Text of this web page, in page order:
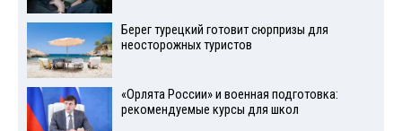
Берег турецкий готовит сюрпризы для
неосторожных туристов
«Орлята России» и военная подготовка:
рекомендуемые курсы для школ